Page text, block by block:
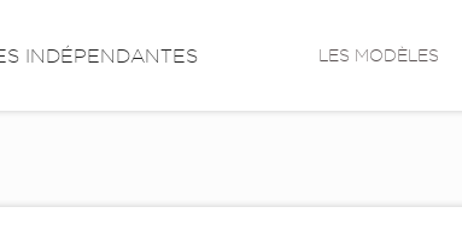
INDÉPENDANTES LES MODÈLES